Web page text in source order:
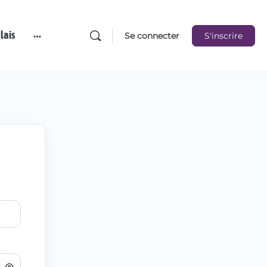
Se connecter S'inscrire